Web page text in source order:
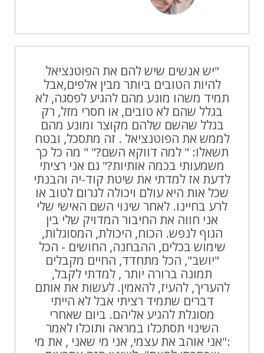
"יש אנשים שיש להם את הפוטנציאל
להיות הטובים ביותר מבין אלפים,אבל
תמיד משהו מונע מהם להגיע לפסגה, לא
בגלל שהם לא טובים, או חסרי מזל, רק
בגלל שהשם שלהם מקוצר ומונע מהם
לממש את הפוטנציאל . זה מתסכל, ובטח
תשאלו: " למה דווקא השם?" " מה כל כך
משמעותי בכמה אותיות?" גם אני רציתי
לדעת אז למדתי את שיטת קוד-יה והבנתי
שכל אות היא עולם ויכולה לגרום לטוב או
לרע בחיינו. לאחר שינוי השם האישי שלי
אני חווה את החיבור המדויק שלי בין
הגוף לנפש. הכוח, היכולת, המסוגלות,
שימוש בכלים, ההבחנה, החושים - הכל
"יושב", הכל מתחדד, החיים מקבלים
תמונה ברורה יותר , למדתי לקבל,
להעריך, להעיז, להאמין. לעשות את אותם
דברים שתמיד רציתי אבל לא הייתי
מסוגלת להגיע אליהם. ביום שאחרי
השינוי תסתכלו במראה ותוכלו לאמר
:"אני אוהב את עצמי, אני מי שאני , את מי